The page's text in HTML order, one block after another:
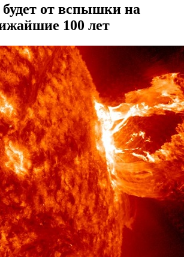
будет от вспышки на
100 лет